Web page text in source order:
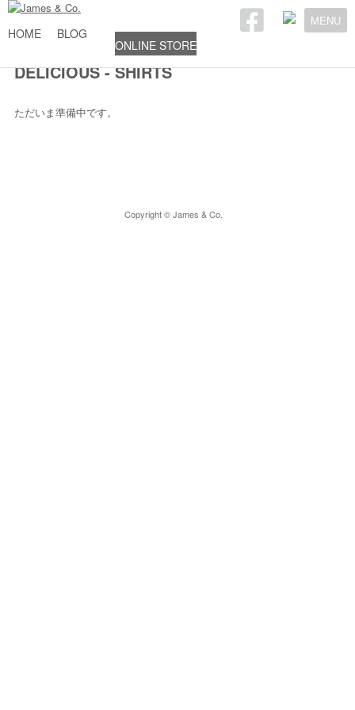
MENU
HOME BLOG
ONLINE STORE
DELICIOUS - SHIRTS
ただいま準備中です。
Copyright © James & Co.